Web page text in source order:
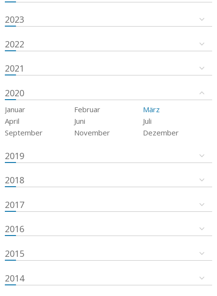
2023
2022
2021
2020
Januar Februar
März
April
Juni
Juli
September
November Dezember
2019
2018
2017
2016
2015
2014